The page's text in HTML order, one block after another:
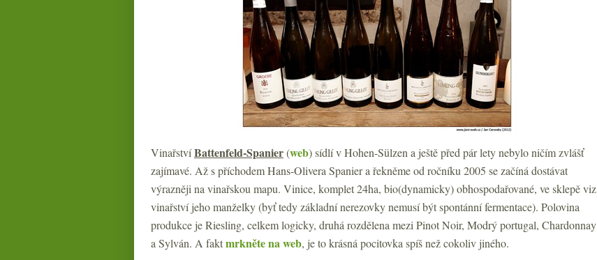
VinařstvíBattenfeld-Spanier(web) sídlí v Hohen-Sülzen a ještě před pár lety nebylo ničím zvlášť
zajímavé. Až s příchodem Hans-Olivera Spanier a řekněme od ročníku 2005 se začíná dostávat
výrazněji na vinařskou mapu. Vinice, komplet 24ha, bio(dynamicky) obhospodařované, ve sklepě viz
vinařství jeho manželky (byť tedy základní nerezovky nemusí být spontánní fermentace). Polovina
produkce je Riesling, celkem logicky, druhá rozdělena mezi Pinot Noir, Modrý portugal, Chardonnay
a Sylván. A faktmrkněte na web, je to krásná pocitovka spíš než cokoliv jiného.